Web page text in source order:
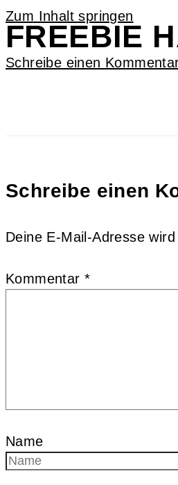
Zum Inhalt springen
FREEBIE
Schreibe einen
Schreibe einen
Deine E-Mail-Adresse
Kommentar*
Name